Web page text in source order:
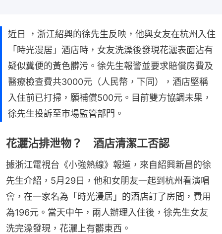
近日 ，浙江紹興的徐先生反映，他與女友在杭州入住
「時光漫居」酒店時，女友洗澡後發現花灑表面沾有
疑似糞便的黃色髒污。徐先生報警並要求賠償房費及
醫療檢查費共3000元（人民幣，下同），酒店堅稱
入住前已打掃，願補償500元。目前雙方協調未果，
徐先生投訴至市場監管部門。
花灑沾排泄物？ 酒店清潔工否認
據浙江電視台《小強熱線》報道，來自紹興新昌的徐
先生介紹，5月29日，他和女朋友一起到杭州看演唱
會，在一家名為「時光漫居」的酒店訂了房間，費用
為196元。當天中午，兩人辦理入住後，徐先生女友
洗完澡發現，花灑上有髒東西。